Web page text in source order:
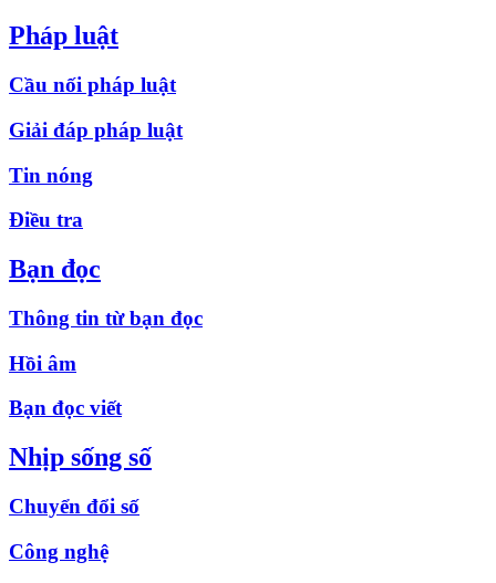
Pháp luật
Cầu nối pháp luật
Giải đáp pháp luật
Tin nóng
Điều tra
Bạn đọc
Thông tin từ bạn đọc
Hồi âm
Bạn đọc viết
Nhịp sống số
Chuyển đổi số
Công nghệ